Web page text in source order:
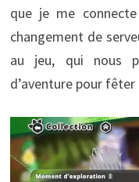
que je me
changement de
au jeu, qui nous
d’aventure pour